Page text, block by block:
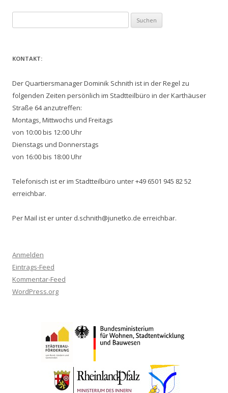
nach:
KONTAKT:
Der Quartiersmanager Dominik Schnith ist in der Regel zu
folgenden Zeiten persönlich im Stadtteilbüro in der Karthäuser
Straße 64 anzutreffen:
Montags, Mittwochs und Freitags
von 10:00 bis 12:00 Uhr
Dienstags und Donnerstags
von 16:00 bis 18:00 Uhr
Telefonisch ist er im Stadtteilbüro unter +49 6501 945 82 52
erreichbar.
Per Mail ist er unter d.schnith@junetko.de erreichbar.
Anmelden
Eintrags-Feed
Kommentar-Feed
WordPress.org